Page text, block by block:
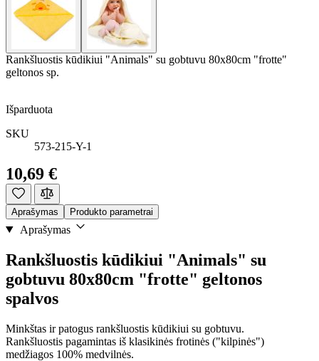
Rankšluostis kūdikiui "Animals" su gobtuvu 80x80cm "frotte"
geltonos sp.
Išparduota
SKU
573-215-Y-1
10,69 €
Aprašymas Produkto parametrai
Aprašymas
Rankšluostis kūdikiui "Animals" su
gobtuvu 80x80cm "frotte" geltonos
spalvos
Minkštas ir patogus rankšluostis kūdikiui su gobtuvu.
Rankšluostis pagamintas iš klasikinės frotinės ("kilpinės")
medžiagos 100% medvilnės.